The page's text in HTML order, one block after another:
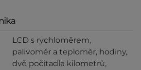
LCD s rychloměrem,
palivoměr a teploměr, hodiny,
dvě počitadla kilometrů,